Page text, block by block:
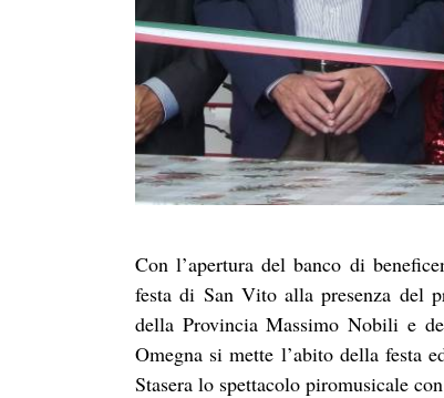
Con l’apertura del banco di
festa di San Vito alla presenza del
della Provincia Massimo Nobili e
Omegna si mette l’abito della festa
Stasera lo spettacolo piromusicale